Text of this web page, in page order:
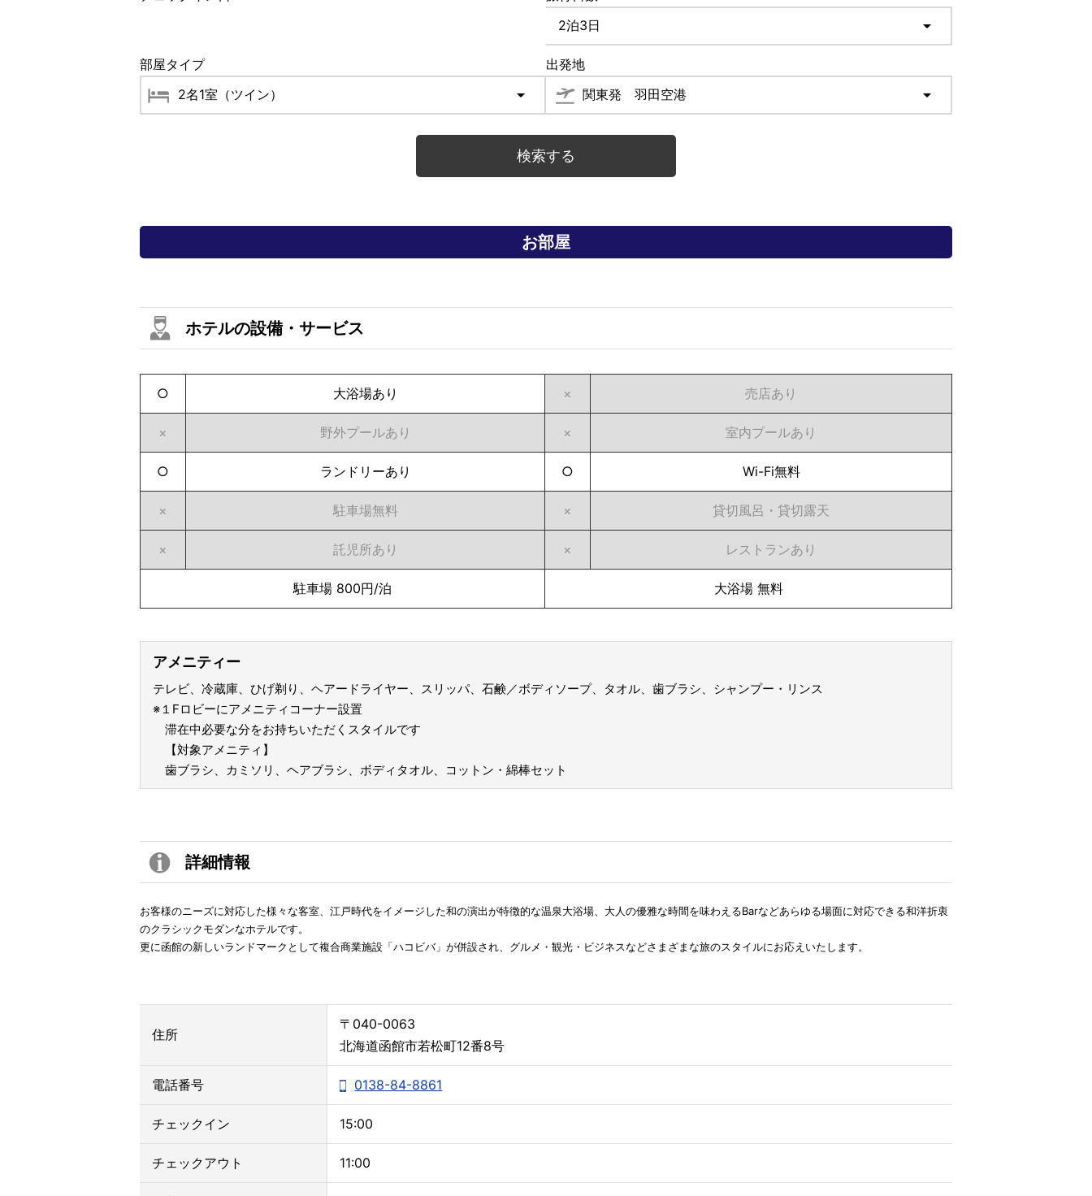
部屋タイプ 出発地
お部屋
ホテルの設備・サービス
○ 大浴場あり × 売店あり
× 野外プールあり × 室内プールあり
○ ランドリーあり ○ Wi-Fi無料
× 駐車場無料 × 貸切風呂・貸切露天
× 託児所あり × レストランあり
駐車場 800円/泊 大浴場 無料
アメニティー
テレビ、冷蔵庫、ひげ剃り、ヘアードライヤー、スリッパ、石鹸／ボディソープ、タオル、歯ブラシ、シャンプー・リンス
※１Fロビーにアメニティコーナー設置
滞在中必要な分をお持ちいただくスタイルです
【対象アメニティ】
歯ブラシ、カミソリ、ヘアブラシ、ボディタオル、コットン・綿棒セット
詳細情報
お客様のニーズに対応した様々な客室、江戸時代をイメージした和の演出が特徴的な温泉大浴場、大人の優雅な時間を味わえるBarなどあらゆる場面に対応できる和洋折衷
のクラシックモダンなホテルです。
更に函館の新しいランドマークとして複合商業施設「ハコビバ」が併設され、グルメ・観光・ビジネスなどさまざまな旅のスタイルにお応えいたします。
住所
〒040-0063
北海道函館市若松町12番8号
電話番号 0138-84-8861
チェックイン 15:00
チェックアウト 11:00